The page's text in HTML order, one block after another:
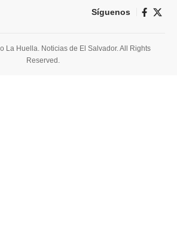
Síguenos
La Huella. Noticias de El Salvador. All Rights
Reserved.